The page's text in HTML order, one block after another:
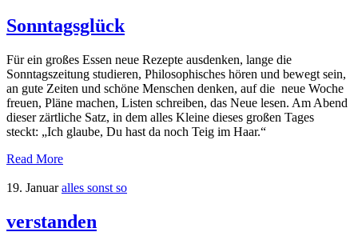
Sonntagsglück
Für ein großes Essen neue Rezepte ausdenken, lange die
Sonntagszeitung studieren, Philosophisches hören und bewegt sein,
an gute Zeiten und schöne Menschen denken, auf die neue Woche
freuen, Pläne machen, Listen schreiben, das Neue lesen. Am Abend
dieser zärtliche Satz, in dem alles Kleine dieses großen Tages
steckt: „Ich glaube, Du hast da noch Teig im Haar.“
Read More
19. Januar alles sonst so
verstanden